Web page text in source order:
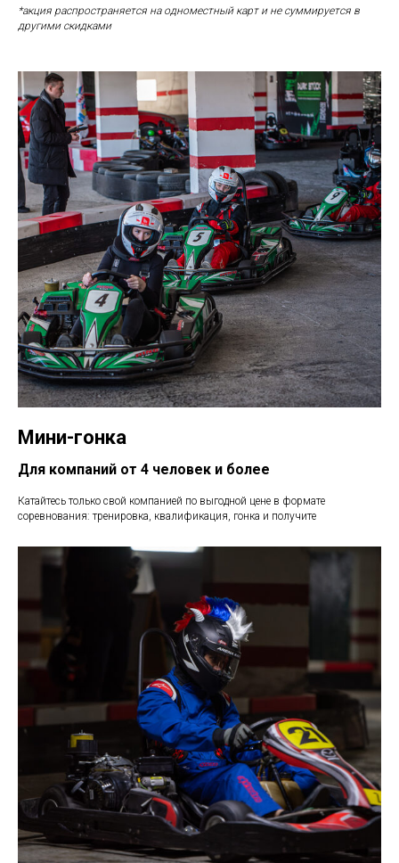
*акция распространяется на одноместный карт и не суммируется в
другими скидками
Мини-гонка
Для компаний от 4 человек и более
Катайтесь только свой компанией по выгодной цене в формате
соревнования: тренировка, квалификация, гонка и получите